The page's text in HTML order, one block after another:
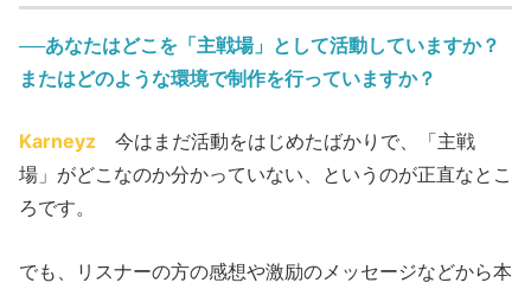
──あなたはどこを「主戦場」として活動していますか？
またはどのような環境で制作を行っていますか？
Karneyz 今はまだ活動をはじめたばかりで、「主戦
場」がどこなのか分かっていない、というのが正直なとこ
ろです。
でも、リスナーの方の感想や激励のメッセージなどから本